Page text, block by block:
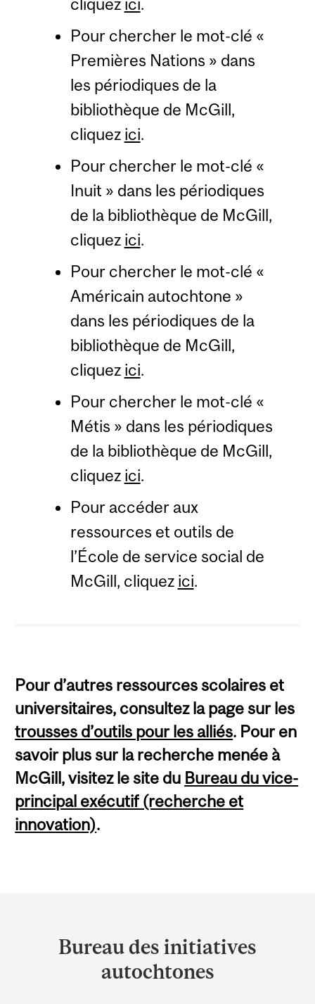
cliquez ici.
Pour chercher le mot-clé «
Premières Nations » dans
les périodiques de la
bibliothèque de McGill,
cliquez ici.
Pour chercher le mot-clé «
Inuit » dans les périodiques
de la bibliothèque de McGill,
cliquez ici.
Pour chercher le mot-clé «
Américain autochtone »
dans les périodiques de la
bibliothèque de McGill,
cliquez ici.
Pour chercher le mot-clé «
Métis » dans les périodiques
de la bibliothèque de McGill,
cliquez ici.
Pour accéder aux
ressources et outils de
l’École de service social de
McGill, cliquez ici.
Pour d’autres ressources scolaires et
universitaires, consultez la page sur les
trousses d’outils pour les alliés. Pour en
savoir plus sur la recherche menée à
McGill, visitez le site du Bureau du vice-
principal exécutif (recherche et
innovation).
University
Bureau des initiatives
autochtones